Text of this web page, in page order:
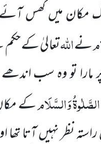
مکان میں گھس
نےاللہتعالیٰ کے حکم
تو وہ سب
وَالسَّلَامکے
نظر نہیں آتا تھا